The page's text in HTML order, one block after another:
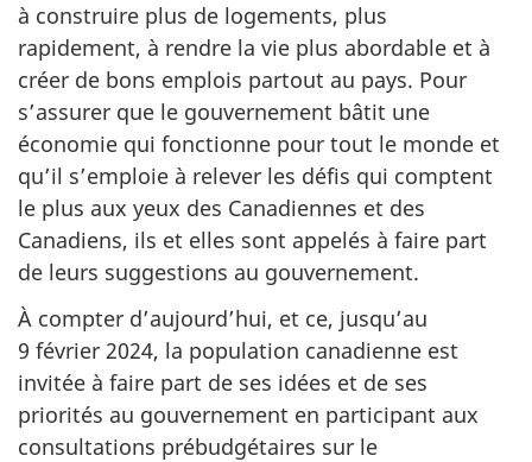
à construire plus de logements, plus
rapidement, à rendre la vie plus abordable et à
créer de bons emplois partout au pays. Pour
s’assurer que le gouvernement bâtit une
économie qui fonctionne pour tout le monde et
qu’il s’emploie à relever les défis qui comptent
le plus aux yeux des Canadiennes et des
Canadiens, ils et elles sont appelés à faire part
de leurs suggestions au gouvernement.
À compter d’aujourd’hui, et ce, jusqu’au
9 février 2024, la population canadienne est
invitée à faire part de ses idées et de ses
priorités au gouvernement en participant aux
consultations prébudgétaires sur le